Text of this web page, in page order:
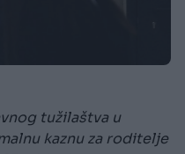
tužilaštva u
kaznu za roditelje